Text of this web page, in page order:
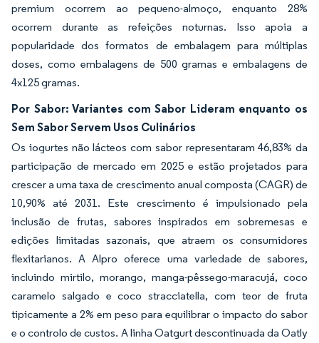
premium ocorrem ao pequeno-almoço, enquanto 28%
ocorrem durante as refeições noturnas. Isso apoia a
popularidade dos formatos de embalagem para múltiplas
doses, como embalagens de 500 gramas e embalagens de
4x125 gramas.
Por Sabor: Variantes com Sabor Lideram enquanto os
Sem Sabor Servem Usos Culinários
Os iogurtes não lácteos com sabor representaram 46,83% da
participação de mercado em 2025 e estão projetados para
crescer a uma taxa de crescimento anual composta (CAGR) de
10,90% até 2031. Este crescimento é impulsionado pela
inclusão de frutas, sabores inspirados em sobremesas e
edições limitadas sazonais, que atraem os consumidores
flexitarianos. A Alpro oferece uma variedade de sabores,
incluindo mirtilo, morango, manga-pêssego-maracujá, coco
caramelo salgado e coco stracciatella, com teor de fruta
tipicamente a 2% em peso para equilibrar o impacto do sabor
e o controlo de custos. A linha Oatgurt descontinuada da Oatly